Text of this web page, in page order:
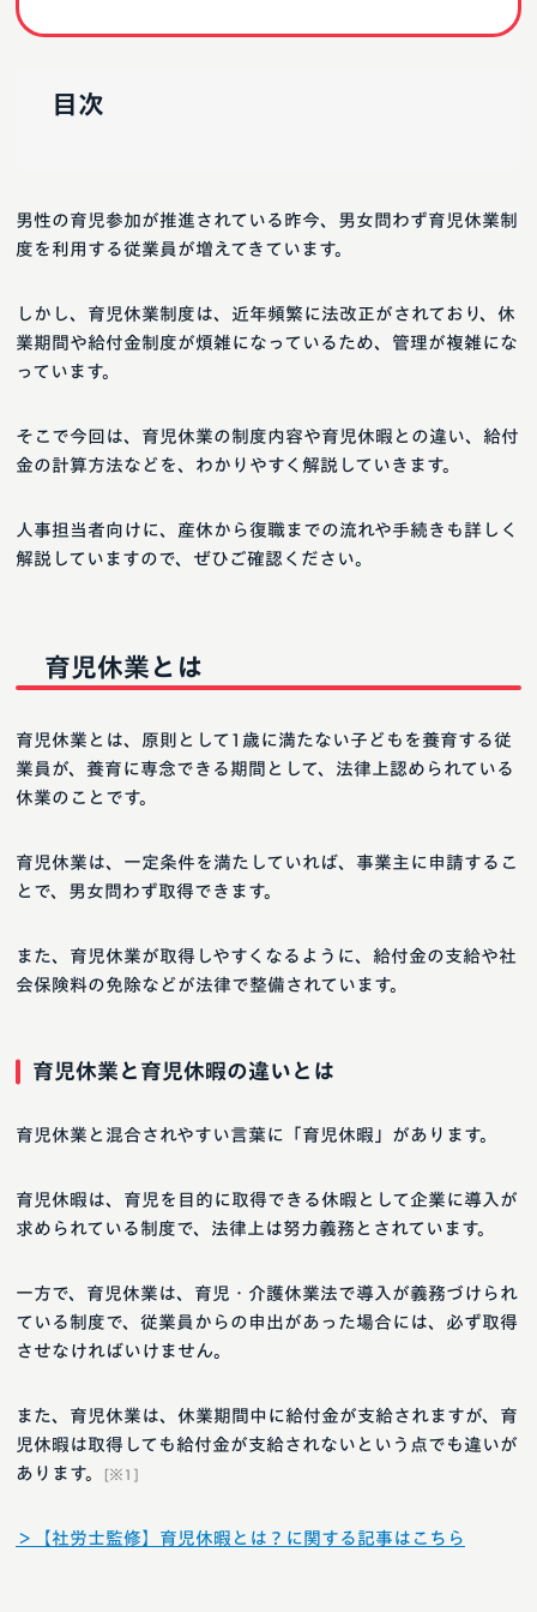
目次
男性の育児参加が推進されている昨今、男女問わず育児休業制
度を利用する従業員が増えてきています。
しかし、育児休業制度は、近年頻繁に法改正がされており、休
業期間や給付金制度が煩雑になっているため、管理が複雑にな
っています。
そこで今回は、育児休業の制度内容や育児休暇との違い、給付
金の計算方法などを、わかりやすく解説していきます。
人事担当者向けに、産休から復職までの流れや手続きも詳しく
解説していますので、ぜひご確認ください。
育児休業とは
育児休業とは、原則として1歳に満たない子どもを養育する従
業員が、養育に専念できる期間として、法律上認められている
休業のことです。
育児休業は、一定条件を満たしていれば、事業主に申請するこ
とで、男女問わず取得できます。
また、育児休業が取得しやすくなるように、給付金の支給や社
会保険料の免除などが法律で整備されています。
育児休業と育児休暇の違いとは
育児休業と混合されやすい言葉に「育児休暇」があります。
育児休暇は、育児を目的に取得できる休暇として企業に導入が
求められている制度で、法律上は努力義務とされています。
一方で、育児休業は、育児・介護休業法で導入が義務づけられ
ている制度で、従業員からの申出があった場合には、必ず取得
させなければいけません。
また、育児休業は、休業期間中に給付金が支給されますが、育
児休暇は取得しても給付金が支給されないという点でも違いが
あります。
[※1]
＞【社労士監修】育児休暇とは？に関する記事はこちら